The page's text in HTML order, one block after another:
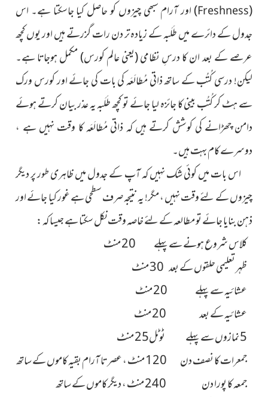
(
Freshness
)اور آرام سبھی چیزوں کو حاصل کیا جاسکتا ہے۔ اس
جدول کے دائرے میں طَلَبہ کے زیادہ تر دن رات گزرتے ہیں اور یوں کچھ
عرصے کے بعد ان کا درسِ نظامی(یعنی عالم کورس)مکمل ہوجاتا ہے۔
لیکن! درسی کُتُب کے ساتھ ذاتی مُطالَعَہ کی بات کی جائے اور کورس ورک
سے ہٹ کر کُتُب بینی کا جائزہ لیا جائے تو کچھ طَلَبہ یہ عذر بیان کرتے ہوئے
دامن چھڑانے کی کوشش کرتے ہیں کہ ذاتی مُطالَعَہ کا وقت نہیں ہے ،
دوسرے کام بہت ہیں۔
اس بات میں کوئی شک نہیں کہ آپ کے جدول میں ظاہری طور پر دیگر
چیزوں کے لئے وقت نہیں ، مگر! یہ نتیجہ صرف سطحی ہے غور کیا جائے اور
ذہن بنایا جائے تو مطالعہ کے لئے خاصہ وقتنکلسکتا ہے جیسا کہ :
کلاس شروع ہونے سے پہلے 20 منٹ
ظہر تعلیمی حلقوں کے بعد 30 منٹ
عشائیہ سے پہلے 20 منٹ
عشائیہ کے بعد 20 منٹ
5 نمازوں سے پہلے ٹوٹل25 منٹ
جمعرات کا نصف دن 120 منٹ ، عصر تا آرام بقیہ کاموں کے ساتھ
جمعہ کا پورا دن 240 منٹ ، دیگر کاموں کے ساتھ